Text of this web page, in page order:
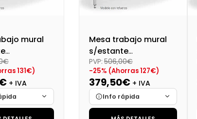
mural
131€)
+ IVA
Mesa trabajo mural
s/estante
desmontado
Dim:1300X600X850
Mm
PVP: 506,00€
-25% (Ahorras 127€)
379,50€ + IVA
Info rápida